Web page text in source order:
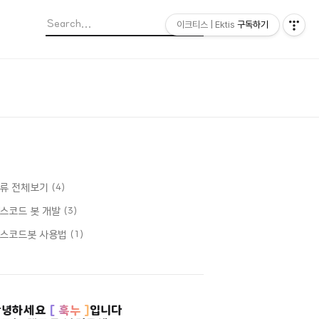
전체보기 (4)
코드 봇 개발 (3)
코드봇 사용법 (1)
하세요 [ 훅누 ]입니다
이크티스 | Ektis 구독하기